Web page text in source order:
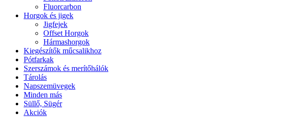
Fluorcarbon
Horgok és jigek
Jigfejek
Offset Horgok
Hármashorgok
Kiegészítők műcsalikhoz
Pótfarkak
Szerszámok és merítőhálók
Tárolás
Napszemüvegek
Minden más
Süllő, Sügér
Akciók